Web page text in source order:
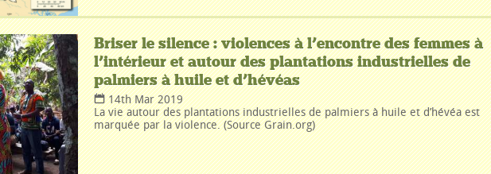
Briser le silence : violences à l’encontre des femmes à
l’intérieur et autour des plantations industrielles de
palmiers à huile et d’hévéas
14th Mar 2019
La vie autour des plantations industrielles de palmiers à huile et d’hévéa est
marquée par la violence. (Source Grain.org)